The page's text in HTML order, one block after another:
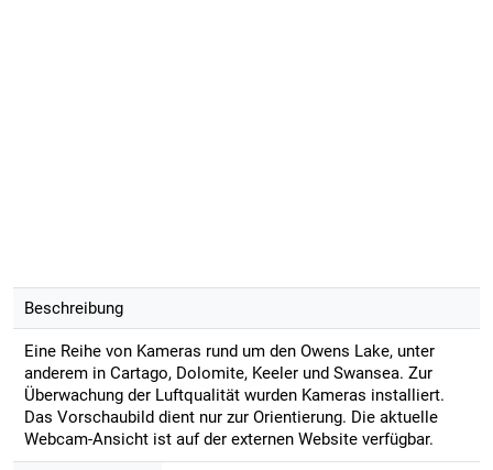
Beschreibung
Eine Reihe von Kameras rund um den Owens Lake, unter
anderem in Cartago, Dolomite, Keeler und Swansea. Zur
Überwachung der Luftqualität wurden Kameras installiert.
Das Vorschaubild dient nur zur Orientierung. Die aktuelle
Webcam-Ansicht ist auf der externen Website verfügbar.